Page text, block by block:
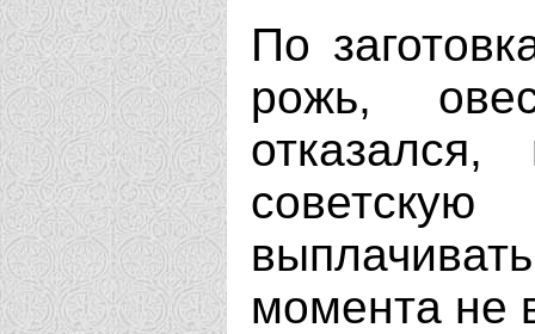
По
рожь,
момента не